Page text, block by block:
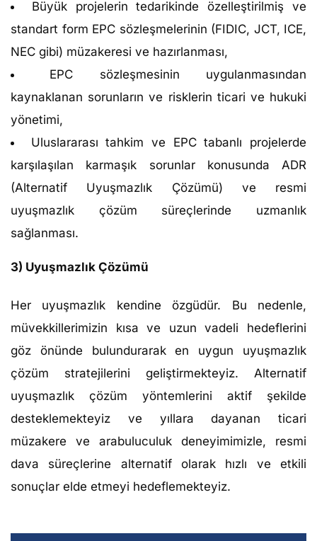
Büyük projelerin tedarikinde özelleştirilmiş ve
standart form EPC sözleşmelerinin (FIDIC, JCT, ICE,
NEC gibi) müzakeresi ve hazırlanması,
EPC sözleşmesinin uygulanmasından
kaynaklanan sorunların ve risklerin ticari ve hukuki
yönetimi,
Uluslararası tahkim ve EPC tabanlı projelerde
karşılaşılan karmaşık sorunlar konusunda ADR
(Alternatif Uyuşmazlık Çözümü) ve resmi
uyuşmazlık çözüm süreçlerinde uzmanlık
sağlanması.
3) Uyuşmazlık Çözümü
Her uyuşmazlık kendine özgüdür. Bu nedenle,
müvekkillerimizin kısa ve uzun vadeli hedeflerini
göz önünde bulundurarak en uygun uyuşmazlık
çözüm stratejilerini geliştirmekteyiz. Alternatif
uyuşmazlık çözüm yöntemlerini aktif şekilde
desteklemekteyiz ve yıllara dayanan ticari
müzakere ve arabuluculuk deneyimimizle, resmi
dava süreçlerine alternatif olarak hızlı ve etkili
sonuçlar elde etmeyi hedeflemekteyiz.